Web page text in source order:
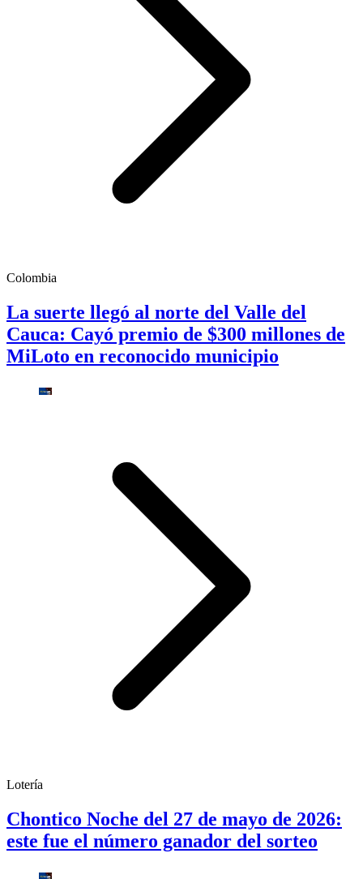
Colombia
La suerte llegó al norte del Valle del
Cauca: Cayó premio de $300 millones de
MiLoto en reconocido municipio
Lotería
Chontico Noche del 27 de mayo de 2026:
este fue el número ganador del sorteo